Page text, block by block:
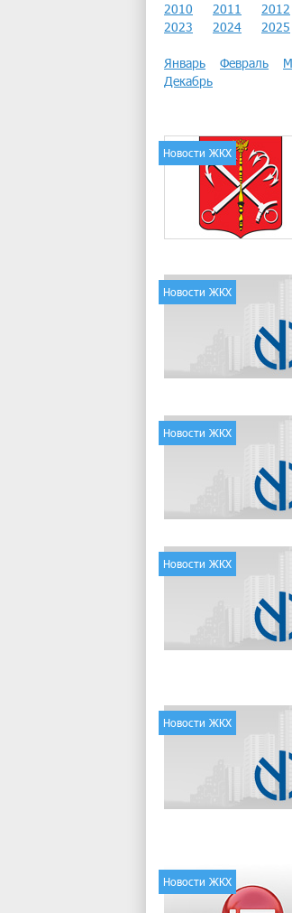
2010 2011 2012
2023
2024 2025
Январь Февраль
Декабрь
Новости ЖКХ
Новости ЖКХ
Новости ЖКХ
Новости ЖКХ
Новости ЖКХ
Новости ЖКХ